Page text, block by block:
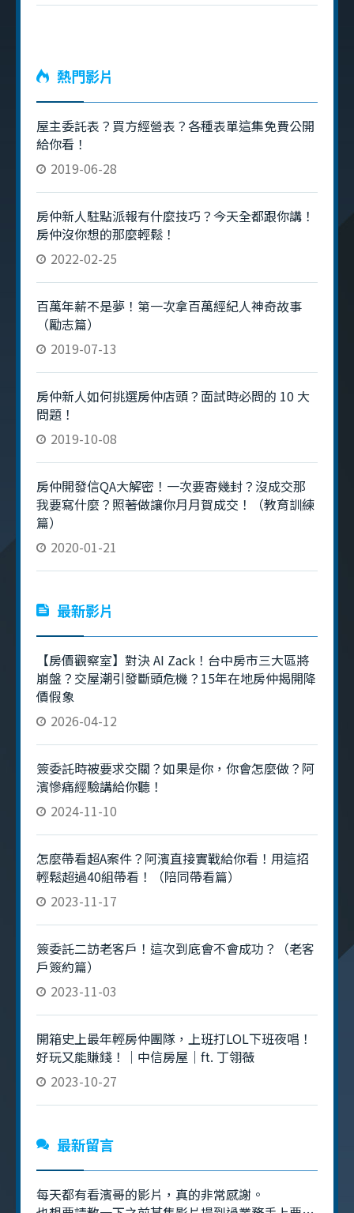
熱門影片
屋主委託表？買方經營表？各種表單這集免費公開
給你看！
2019-06-28
房仲新人駐點派報有什麼技巧？今天全都跟你講！
房仲沒你想的那麼輕鬆！
2022-02-25
百萬年薪不是夢！第一次拿百萬經紀人神奇故事
（勵志篇）
2019-07-13
房仲新人如何挑選房仲店頭？面試時必問的 10 大
問題！
2019-10-08
房仲開發信QA大解密！一次要寄幾封？沒成交那
我要寫什麼？照著做讓你月月賀成交！（教育訓練
篇）
2020-01-21
最新影片
【房價觀察室】對決 AI Zack！台中房市三大區將
崩盤？交屋潮引發斷頭危機？15年在地房仲揭開降
價假象
2026-04-12
簽委託時被要求交關？如果是你，你會怎麼做？阿
濱慘痛經驗講給你聽！
2024-11-10
怎麼帶看超A案件？阿濱直接實戰給你看！用這招
輕鬆超過40組帶看！（陪同帶看篇）
2023-11-17
簽委託二訪老客戶！這次到底會不會成功？（老客
戶簽約篇）
2023-11-03
開箱史上最年輕房仲團隊，上班打LOL下班夜唱！
好玩又能賺錢！｜中信房屋｜ft. 丁翎薇
2023-10-27
最新留言
每天都有看濱哥的影片，真的非常感謝。